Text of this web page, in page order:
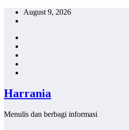
Skip
August 9, 2026
Harrania
Menulis dan berbagi informasi